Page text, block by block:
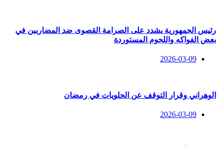
رئيس الجمهورية يشدد على الصرامة القصوى ضد المضاربين في
بعض الفواكه واللحوم المستوردة
2026-03-09
الوهراني وقرار التوقف عن الحلويات في رمضان
2026-03-09